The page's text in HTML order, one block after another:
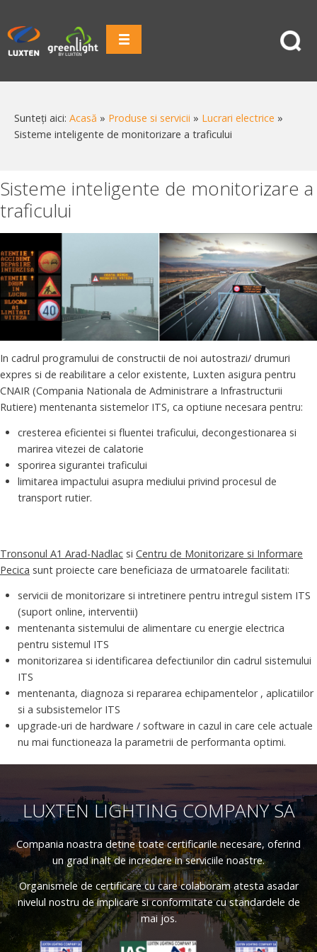
Sunteți aici: Acasă » Produse si servicii » Lucrari electrice »
Sisteme inteligente de monitorizare a traficului
Sisteme inteligente de monitorizare a
traficului
In cadrul programului de constructii de noi autostrazi/ drumuri
expres si de reabilitare a celor existente, Luxten asigura pentru
CNAIR (Compania Nationala de Administrare a Infrastructurii
Rutiere) mentenanta sistemelor ITS, ca optiune necesara pentru:
cresterea eficientei si fluentei traficului, decongestionarea si
marirea vitezei de calatorie
sporirea sigurantei traficului
limitarea impactului asupra mediului privind procesul de
transport rutier.
Tronsonul A1 Arad-Nadlac si Centru de Monitorizare si Informare
Pecica sunt proiecte care beneficiaza de urmatoarele facilitati:
servicii de monitorizare si intretinere pentru intregul sistem ITS
(suport online, interventii)
mentenanta sistemului de alimentare cu energie electrica
pentru sistemul ITS
monitorizarea si identificarea defectiunilor din cadrul sistemului
ITS
mentenanta, diagnoza si repararea echipamentelor , aplicatiilor
si a subsistemelor ITS
upgrade-uri de hardware / software in cazul in care cele actuale
nu mai functioneaza la parametrii de performanta optimi.
LUXTEN LIGHTING COMPANY SA
Compania noastra detine toate certificarile necesare, oferind
un grad inalt de incredere in serviciile noastre.
Organismele de certificare cu care colaboram atesta asadar
nivelul nostru de implicare si conformitate cu standardele de
mai jos.